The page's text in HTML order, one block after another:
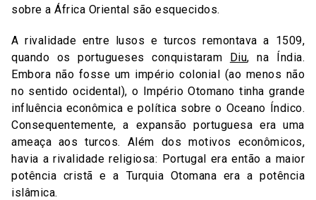
sobre a África Oriental são esquecidos.
A rivalidade entre lusos e turcos remontava a 1509,
quando os portugueses conquistaram Diu, na Índia.
Embora não fosse um império colonial (ao menos não
no sentido ocidental), o Império Otomano tinha grande
influência econômica e política sobre o Oceano Índico.
Consequentemente, a expansão portuguesa era uma
ameaça aos turcos. Além dos motivos econômicos,
havia a rivalidade religiosa: Portugal era então a maior
potência cristã e a Turquia Otomana era a potência
islâmica.